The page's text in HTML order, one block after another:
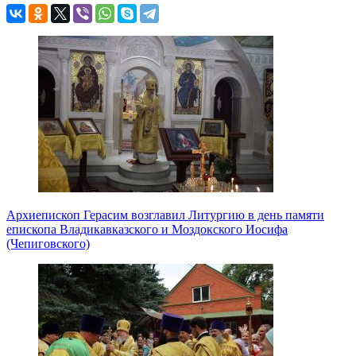
Архиепископ Герасим возглавил Литургию в день памяти
епископа Владикавказского и Моздокского Иосифа
(Чепиговского)